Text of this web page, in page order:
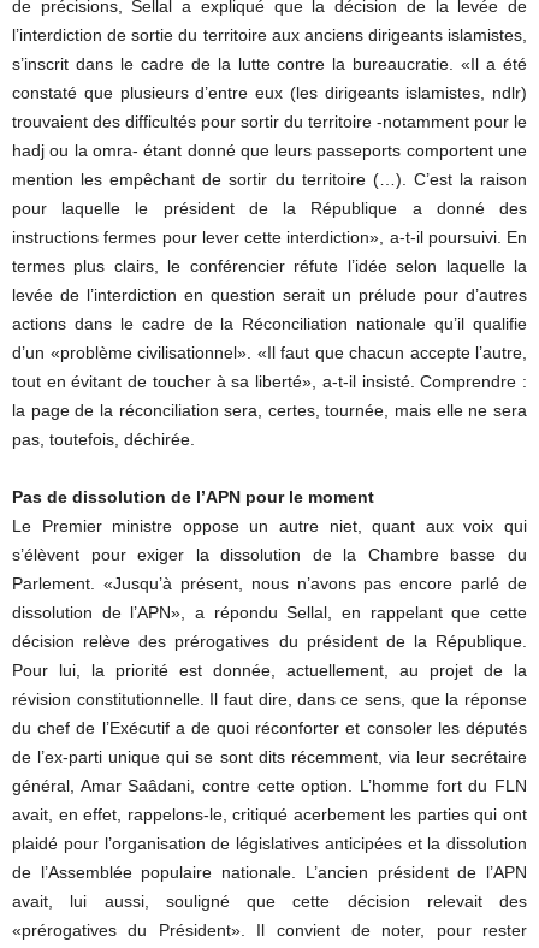
de précisions, Sellal a expliqué que la décision de la levée de
l’interdiction de sortie du territoire aux anciens dirigeants islamistes,
s’inscrit dans le cadre de la lutte contre la bureaucratie. «Il a été
constaté que plusieurs d’entre eux (les dirigeants islamistes, ndlr)
trouvaient des difficultés pour sortir du territoire -notamment pour le
hadj ou la omra- étant donné que leurs passeports comportent une
mention les empêchant de sortir du territoire (…). C’est la raison
pour laquelle le président de la République a donné des
instructions fermes pour lever cette interdiction», a-t-il poursuivi. En
termes plus clairs, le conférencier réfute l’idée selon laquelle la
levée de l’interdiction en question serait un prélude pour d’autres
actions dans le cadre de la Réconciliation nationale qu’il qualifie
d’un «problème civilisationnel». «Il faut que chacun accepte l’autre,
tout en évitant de toucher à sa liberté», a-t-il insisté. Comprendre :
la page de la réconciliation sera, certes, tournée, mais elle ne sera
pas, toutefois, déchirée.
Pas de dissolution de l’APN pour le moment
Le Premier ministre oppose un autre niet, quant aux voix qui
s’élèvent pour exiger la dissolution de la Chambre basse du
Parlement. «Jusqu’à présent, nous n’avons pas encore parlé de
dissolution de l’APN», a répondu Sellal, en rappelant que cette
décision relève des prérogatives du président de la République.
Pour lui, la priorité est donnée, actuellement, au projet de la
révision constitutionnelle. Il faut dire, dans ce sens, que la réponse
du chef de l’Exécutif a de quoi réconforter et consoler les députés
de l’ex-parti unique qui se sont dits récemment, via leur secrétaire
général, Amar Saâdani, contre cette option. L’homme fort du FLN
avait, en effet, rappelons-le, critiqué acerbement les parties qui ont
plaidé pour l’organisation de législatives anticipées et la dissolution
de l’Assemblée populaire nationale. L’ancien président de l’APN
avait, lui aussi, souligné que cette décision relevait des
«prérogatives du Président». Il convient de noter, pour rester